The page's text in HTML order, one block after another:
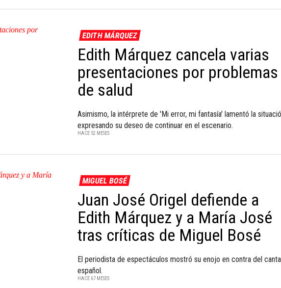
EDITH MÁRQUEZ
Edith Márquez cancela varias
presentaciones por problemas
de salud
Asimismo, la intérprete de 'Mi error, mi fantasía' lamentó la
expresando su deseo de continuar en el escenario.
HACE 52 MESES
MIGUEL BOSÉ
Juan José Origel defiende a
Edith Márquez y a María José
tras críticas de Miguel Bosé
El periodista de espectáculos mostró su enojo en contra del
español.
HACE 67 MESES